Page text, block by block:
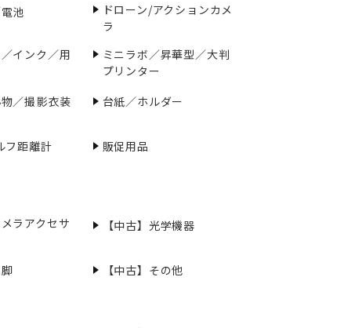
池
ドローン/アクションカメ
ラ
インク／用
ミニラボ／昇華型／大判
プリンター
／撮影衣装
台紙／ホルダー
フ距離計 販促用品
ラアクセサ 【中古】光学機器
【中古】その他